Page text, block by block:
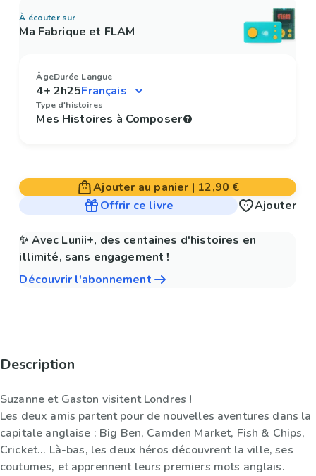
À écouter sur
Ma Fabrique et FLAM
Âge
4+
Durée
2h25
Langue
Type d'histoires
Mes Histoires à Composer
Ajouter au panier | 12,90 €
Offrir ce livre
Ajouter
✨ Avec Lunii+, des centaines d'histoires en
illimité, sans engagement !
Découvrir l'abonnement
Description
Suzanne et Gaston visitent Londres !
Les deux amis partent pour de nouvelles aventures dans la
capitale anglaise : Big Ben, Camden Market, Fish & Chips,
Cricket... Là-bas, les deux héros découvrent la ville, ses
coutumes, et apprennent leurs premiers mots anglais.